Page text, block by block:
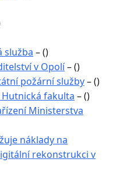
služba – ()
v Opolí– ()
požární služby– ()
fakulta – ()
Ministerstva
náklady na
rekonstrukci v